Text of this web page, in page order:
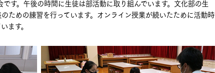
す。午後の時間に生徒は部活動に取り組んでいます。文化部の生
ための練習を行っています。オンライン授業が続いたために活動時
ます。